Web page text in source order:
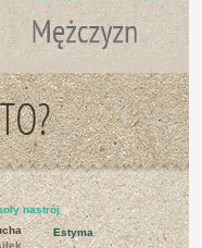
nastrój
Estyma